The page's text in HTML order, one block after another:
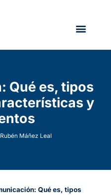
Qué es, tipos
y
Rubén Máñez Leal
Qué es, tipos